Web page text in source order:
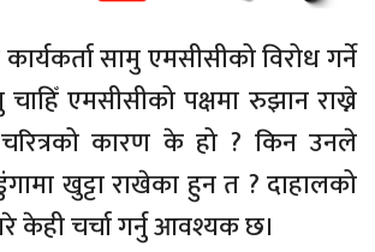
सामु एमसीसीको विरोध गर्ने
एमसीसीको पक्षमा रुझान राख्ने
चरित्रको कारण के हो ? किन उनले
खुट्टा राखेका हुन त ? दाहालको
केही चर्चा गर्नु आवश्यक छ।